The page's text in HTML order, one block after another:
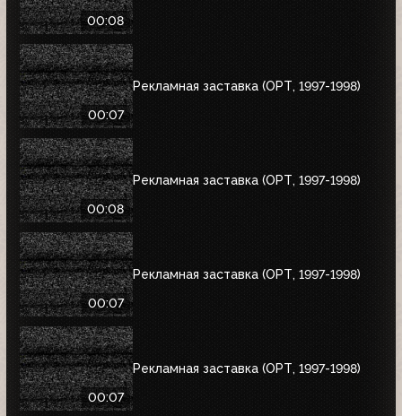
00:08
00:07
Рекламная заставка (ОРТ, 1997-1998)
00:08
Рекламная заставка (ОРТ, 1997-1998)
00:07
Рекламная заставка (ОРТ, 1997-1998)
00:07
Рекламная заставка (ОРТ, 1997-1998)